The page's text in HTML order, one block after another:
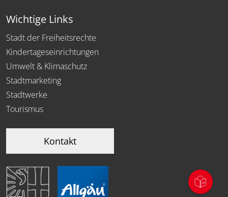
Wichtige Links
Stadt der Freiheitsrechte
Kindertageseinrichtungen
Umwelt & Klimaschutz
Stadtmarketing
Stadtwerke
Tourismus
Kontakt